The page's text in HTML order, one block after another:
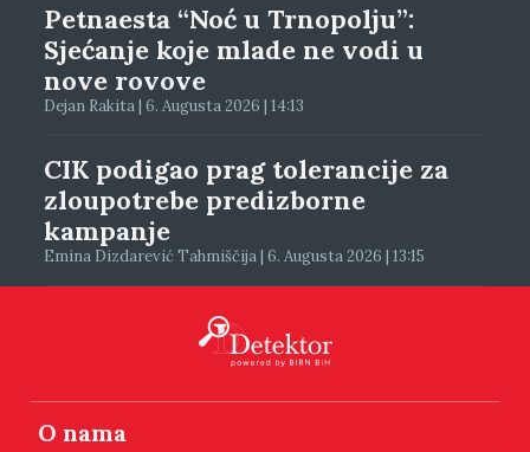
Petnaesta “Noć u Trnopolju”:
Sjećanje koje mlade ne vodi u
nove rovove
Dejan Rakita | 6. Augusta 2026 | 14:13
CIK podigao prag tolerancije za
zloupotrebe predizborne
kampanje
Emina Dizdarević Tahmiščija | 6. Augusta 2026 | 13:15
O nama